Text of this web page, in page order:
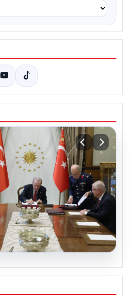
Tarih Yazan
Karapınar ve Alper